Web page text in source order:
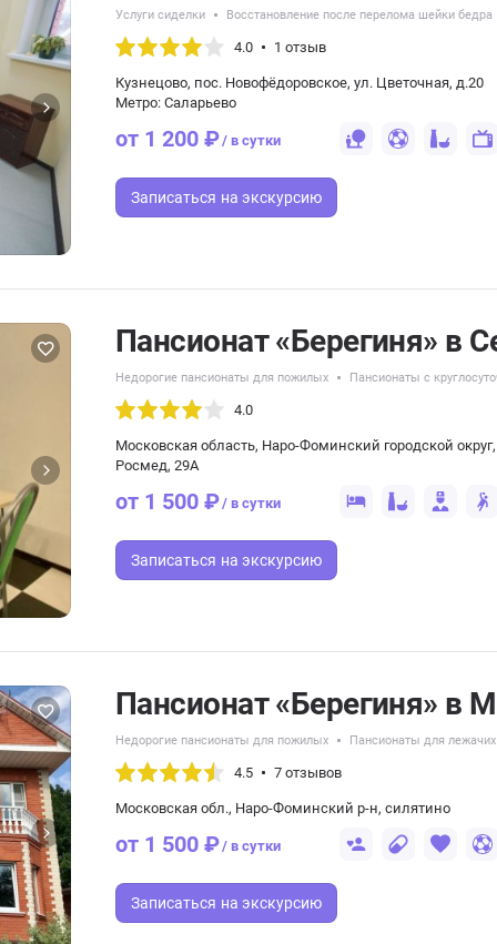
Услуги сиделки Восстановление после перелома шейки бедра
4.0 1 отзыв
Кузнецово, пос. Новофёдоровское, ул. Цветочная, д.20
Метро: Саларьево
от 1 200 ₽/ в сутки
Записаться на экскурсию
Пансионат «Берегиня» в
Недорогие пансионаты для пожилых Пансионаты с
4.0
Московская область, Наро-Фоминский городской
Росмед, 29А
от 1 500 ₽/ в сутки
Записаться на экскурсию
Пансионат «Берегиня» в
Недорогие пансионаты для пожилых Пансионаты для
4.5 7 отзывов
Московская обл., Наро-Фоминский р-н, силятино
от 1 500 ₽/ в сутки
Записаться на экскурсию